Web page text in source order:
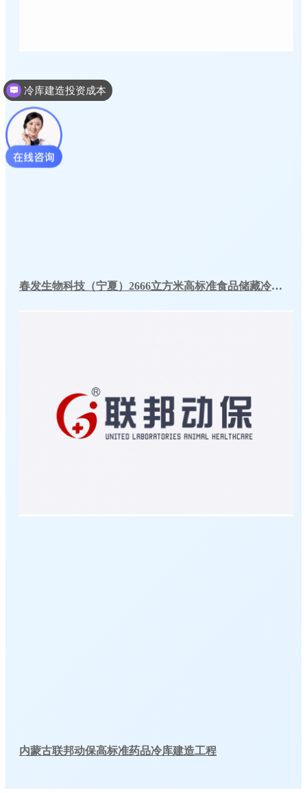
春发生物科技（宁夏）2666立方米高标准食品储藏冷库工程案例
内蒙古联邦动保高标准药品冷库建造工程